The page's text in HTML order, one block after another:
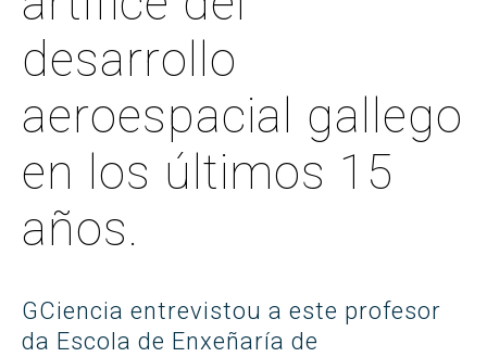
desarrollo
aeroespacial gallego
en los últimos 15
años.
GCiencia entrevistou a este profesor
da Escola de Enxeñaría de